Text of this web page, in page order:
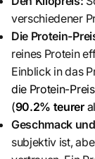
verschiedener
Die Protein-
reines Protein
Einblick in das
die Protein-
(90.2% teurer
Geschmack
subjektiv ist,